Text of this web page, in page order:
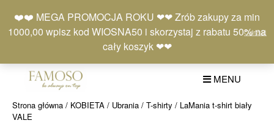
❤️❤️ MEGA PROMOCJA ROKU ❤❤ Zrób zakupy za min
1000,00 wpisz kod WIOSNA50 i skorzystaj z rabatu 50% na
cały koszyk ❤❤
Odrzuć
content
Moje
konto
Lista
życzeń
Koszyk
(0)
MENU
Strona główna / KOBIETA / Ubrania / T-shirty / LaMania t-shirt biały
VALE